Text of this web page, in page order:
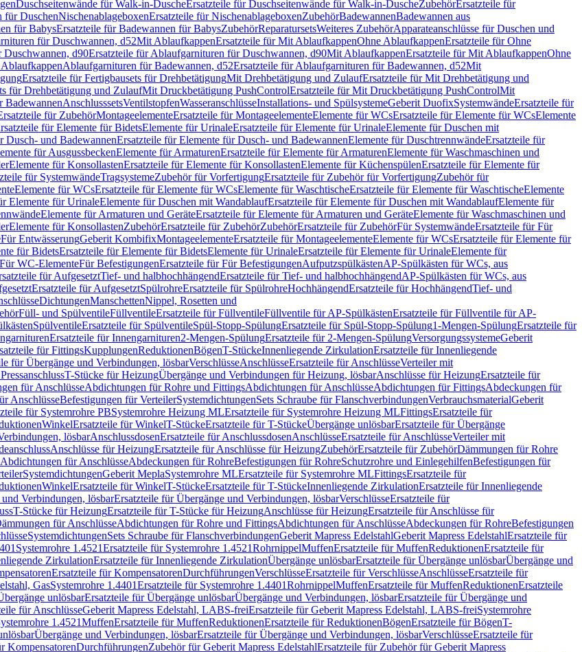
Duschseitenwände für Walk-in-DuscheErsatzteile für Duschseitenwände für Walk-in-DuscheZubehörErsatzteile für
für DuschenNischenablageboxenErsatzteile für NischenablageboxenZubehörBadewannenBadewannen aus
für BabysErsatzteile für Badewannen für BabysZubehörReparatursetsWeiteres ZubehörApparateanschlüsse für Duschen und
für Duschwannen, d52Mit AblaufkappenErsatzteile für Mit AblaufkappenOhne AblaufkappenErsatzteile für Ohne
d90Ersatzteile für Ablaufgarnituren für Duschwannen, d90Mit AblaufkappenErsatzteile für Mit AblaufkappenOhne
Ablaufgarnituren für Badewannen, d52Ersatzteile für Ablaufgarnituren für Badewannen, d52Mit
Ersatzteile für Fertigbausets für DrehbetätigungMit Drehbetätigung und ZulaufErsatzteile für Mit Drehbetätigung und
für Drehbetätigung und ZulaufMit Druckbetätigung PushControlErsatzteile für Mit Druckbetätigung PushControlMit
BadewannenAnschlusssetsVentilstopfenWasseranschlüsseInstallations- und SpülsystemeGeberit DuofixSystemwändeErsatzteile für
für ZubehörMontageelementeErsatzteile für MontageelementeElemente für WCsErsatzteile für Elemente für WCsElemente
für Elemente für BidetsElemente für UrinaleErsatzteile für Elemente für UrinaleElemente für Duschen mit
Dusch- und BadewannenErsatzteile für Elemente für Dusch- und BadewannenElemente für DuschtrennwändeErsatzteile für
für AusgussbeckenElemente für ArmaturenErsatzteile für Elemente für ArmaturenElemente für Waschmaschinen und
Elemente für KonsollastenErsatzteile für Elemente für KonsollastenElemente für KüchenspülenErsatzteile für Elemente für
für SystemwändeTragsystemeZubehör für VorfertigungErsatzteile für Zubehör für VorfertigungZubehör für
Elemente für WCsErsatzteile für Elemente für WCsElemente für WaschtischeErsatzteile für Elemente für WaschtischeElemente
Elemente für UrinaleElemente für Duschen mit WandablaufErsatzteile für Elemente für Duschen mit WandablaufElemente für
Elemente für Armaturen und GeräteErsatzteile für Elemente für Armaturen und GeräteElemente für Waschmaschinen und
Elemente für KonsollastenZubehörErsatzteile für ZubehörZubehörErsatzteile für ZubehörFür SystemwändeErsatzteile für Für
Für EntwässerungGeberit KombifixMontageelementeErsatzteile für MontageelementeElemente für WCsErsatzteile für Elemente für
für BidetsErsatzteile für Elemente für BidetsElemente für UrinaleErsatzteile für Elemente für UrinaleElemente für
Für WC-ElementeFür BefestigungenErsatzteile für Für BefestigungenAufputzspülkästenAP-Spülkästen für WCs, aus
für AufgesetztTief- und halbhochhängendErsatzteile für Tief- und halbhochhängendAP-Spülkästen für WCs, aus
Ersatzteile für AufgesetztSpülrohreErsatzteile für SpülrohreHochhängendErsatzteile für HochhängendTief- und
DichtungenManschettenNippel, Rosetten und
Füll- und SpülventileFüllventileErsatzteile für FüllventileFüllventile für AP-SpülkästenErsatzteile für Füllventile für AP-
SpülventileErsatzteile für SpülventileSpül-Stopp-SpülungErsatzteile für Spül-Stopp-Spülung1-Mengen-SpülungErsatzteile für
Ersatzteile für Innengarnituren2-Mengen-SpülungErsatzteile für 2-Mengen-SpülungVersorgungssystemeGeberit
für FittingsKupplungenReduktionenBögenT-StückeInnenliegende ZirkulationErsatzteile für Innenliegende
für Übergänge und Verbindungen, lösbarVerschlüsseAnschlüsseErsatzteile für AnschlüsseVerteiler mit
T-Stücke für HeizungÜbergänge und Verbindungen für Heizung, lösbarAnschlüsse für HeizungErsatzteile für
für AnschlüsseAbdichtungen für Rohre und FittingsAbdichtungen für AnschlüsseAbdichtungen für FittingsAbdeckungen für
AnschlüsseBefestigungen für VerteilerSystemdichtungenSets Schraube für FlanschverbindungenVerbrauchsmaterialGeberit
für Systemrohre PBSystemrohre Heizung MLErsatzteile für Systemrohre Heizung MLFittingsErsatzteile für
WinkelErsatzteile für WinkelT-StückeErsatzteile für T-StückeÜbergänge unlösbarErsatzteile für Übergänge
lösbarAnschlussdosenErsatzteile für AnschlussdosenAnschlüsseErsatzteile für AnschlüsseVerteiler mit
Anschlüsse für HeizungErsatzteile für Anschlüsse für HeizungZubehörErsatzteile für ZubehörDämmungen für Rohre
Abdichtungen für AnschlüsseAbdeckungen für RohreBefestigungen für RohreSchutzrohre und EinlegehilfenBefestigungen für
SystemdichtungenGeberit MeplaSystemrohre MLErsatzteile für Systemrohre MLFittingsErsatzteile für
WinkelErsatzteile für WinkelT-StückeErsatzteile für T-StückeInnenliegende ZirkulationErsatzteile für Innenliegende
Verbindungen, lösbarErsatzteile für Übergänge und Verbindungen, lösbarVerschlüsseErsatzteile für
T-Stücke für HeizungErsatzteile für T-Stücke für HeizungAnschlüsse für HeizungErsatzteile für Anschlüsse für
für AnschlüsseAbdichtungen für Rohre und FittingsAbdichtungen für AnschlüsseAbdeckungen für RohreBefestigungen
SystemdichtungenSets Schraube für FlanschverbindungenGeberit Mapress EdelstahlGeberit Mapress EdelstahlErsatzteile für
Systemrohre 1.4521Ersatzteile für Systemrohre 1.4521RohrnippelMuffenErsatzteile für MuffenReduktionenErsatzteile für
ZirkulationErsatzteile für Innenliegende ZirkulationÜbergänge unlösbarErsatzteile für Übergänge unlösbarÜbergänge und
Ersatzteile für KompensatorenDurchführungenVerschlüsseErsatzteile für VerschlüsseAnschlüsseErsatzteile für
GasSystemrohre 1.4401Ersatzteile für Systemrohre 1.4401RohrnippelMuffenErsatzteile für MuffenReduktionenErsatzteile
unlösbarErsatzteile für Übergänge unlösbarÜbergänge und Verbindungen, lösbarErsatzteile für Übergänge und
für AnschlüsseGeberit Mapress Edelstahl, LABS-freiErsatzteile für Geberit Mapress Edelstahl, LABS-freiSystemrohre
1.4521MuffenErsatzteile für MuffenReduktionenErsatzteile für ReduktionenBögenErsatzteile für BögenT-
Übergänge und Verbindungen, lösbarErsatzteile für Übergänge und Verbindungen, lösbarVerschlüsseErsatzteile für
KompensatorenDurchführungenZubehör für Geberit Mapress EdelstahlErsatzteile für Zubehör für Geberit Mapress